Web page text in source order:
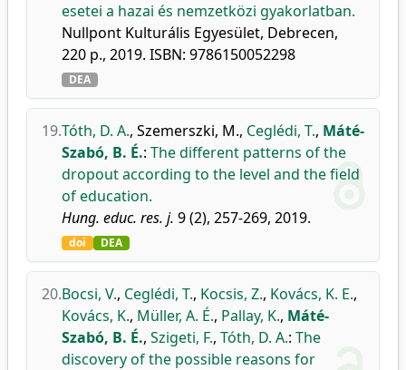
esetei a hazai és nemzetközi gyakorlatban.
Nullpont Kulturális Egyesület, Debrecen,
220 p., 2019. ISBN: 9786150052298
DEA
19.Tóth, D. A., Szemerszki, M., Ceglédi, T., Máté-
Szabó, B. É.: The different patterns of the
dropout according to the level and the field
of education.
Hung. educ. res. j. 9 (2), 257-269, 2019.
doi DEA
20.Bocsi, V., Ceglédi, T., Kocsis, Z., Kovács, K. E.,
Kovács, K., Müller, A. É., Pallay, K., Máté-
Szabó, B. É., Szigeti, F., Tóth, D. A.: The
discovery of the possible reasons for